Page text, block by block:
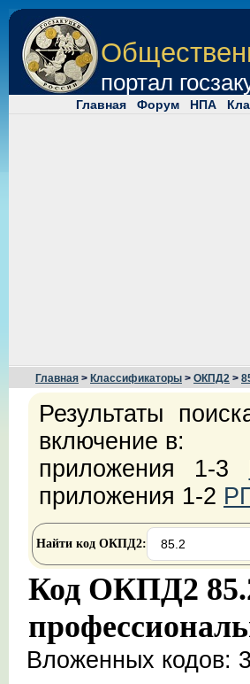
портал
Главная Форум НПА
Главная > Классификаторы > ОКПД2 >
Результаты
включение в:
приложения 1-3
приложения 1-2
Найти код ОКПД2:
Код ОКПД2
Вложенных кодов: 3